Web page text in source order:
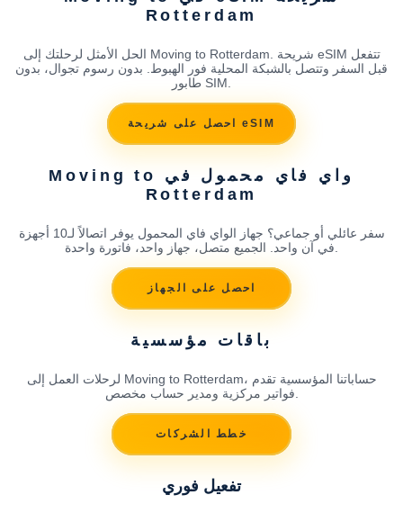
Rotterdam
الحل الأمثل لرحلتك إلى Moving to Rotterdam. شريحة eSIM تتفعل
قبل السفر وتتصل بالشبكة المحلية فور الهبوط. بدون رسوم تجوال، بدون
طابور SIM.
احصل على شريحة eSIM
واي فاي محمول في Moving to
Rotterdam
سفر عائلي أو جماعي؟ جهاز الواي فاي المحمول يوفر اتصالاً لـ10 أجهزة
احصل على الجهاز
باقات مؤسسية
لرحلات العمل إلى Moving to Rotterdam، حساباتنا المؤسسية تقدم
خطط الشركات
تفعيل فوري